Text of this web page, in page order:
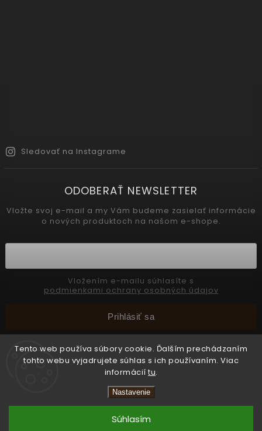
Tento web používa súbory cookie. Ďalším prechádzaním
tohto webu vyjadrujete súhlas s ich používaním. Viac
informácií tu.
Nastavenie
Súhlasím
Sledovať na Instagrame
ODOBERAŤ NEWSLETTER
Vložte svoj e-mail a my Vám budeme zasielať informácie
o nových produktoch na našom e-shope.
podmienkami ochrany osobných údajov
Prihlásiť sa
Copyright 2026INTERMEDIC SK. Všetky práva vyhradené.
VytvořilShoptet